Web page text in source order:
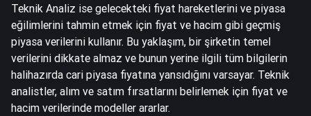
Teknik Analiz ise gelecekteki fiyat hareketlerini ve piyasa
eğilimlerini tahmin etmek için fiyat ve hacim gibi geçmiş
piyasa verilerini kullanır. Bu yaklaşım, bir şirketin temel
verilerini dikkate almaz ve bunun yerine ilgili tüm bilgilerin
halihazırda cari piyasa fiyatına yansıdığını varsayar. Teknik
analistler, alım ve satım fırsatlarını belirlemek için fiyat ve
hacim verilerinde modeller ararlar.